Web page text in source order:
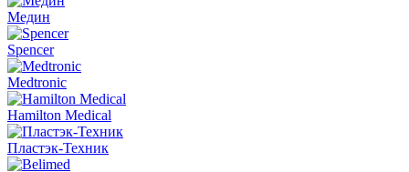
Медин
Spencer
Medtronic
Hamilton Medical
Пластэк-Техник